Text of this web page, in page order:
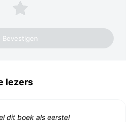
1 ster
lezers
dit boek als eerste!